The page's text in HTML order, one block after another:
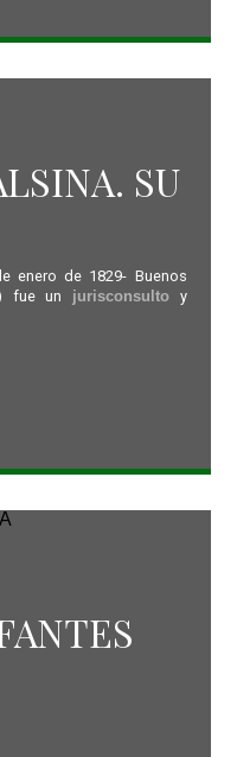
SU
enero de 1829- Buenos
fue un jurisconsulto y